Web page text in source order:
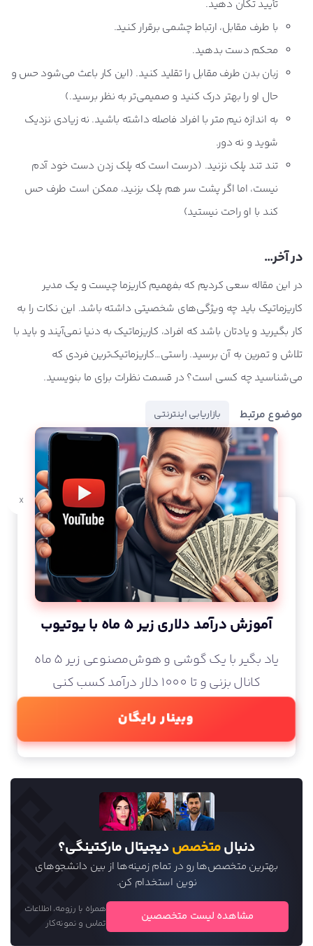
تأیید تکان دهید.
با طرف مقابل، ارتباط چشمی برقرار کنید.
محکم دست بدهید.
زبان بدن طرف مقابل را تقلید کنید. (این کار باعث می‌شود حس و
حال او را بهتر درک کنید و صمیمی‌تر به نظر برسید.)
به اندازه نیم متر با افراد فاصله داشته باشید. نه زیادی نزدیک
شوید و نه دور.
تند تند پلک نزنید. (درست است که پلک زدن دست خود آدم
نیست، اما اگر پشت سر هم پلک بزنید، ممکن است طرف حس
کند با او راحت نیستید)
در آخر…
در این مقاله سعی کردیم که بفهمیم کاریزما چیست و یک مدیر
کاریزماتیک باید چه ویژگی‌های شخصیتی داشته باشد. این نکات را به
کار بگیرید و یادتان باشد که افراد، کاریزماتیک به دنیا نمی‌آیند و باید با
تلاش و تمرین به آن برسید. راستی…کاریزماتیک‌ترین فردی که
می‌شناسید چه کسی است؟ در قسمت نظرات برای ما بنویسید.
موضوع مرتبط بازاریابی اینترنتی
x
آموزش درآمد دلاری زیر 5 ماه با یوتیوب
یاد بگیر با یک گوشی و هوش‌مصنوعی زیر 5 ماه
کانال بزنی و تا 1000 دلار درآمد کسب کنی
وبینار رایگان
دنبالمتخصصدیجیتال مارکتینگی؟
بهترین متخصص‌ها رو در تمام زمینه‌ها از بین دانشجو‌های
نوین استخدام کن.
مشاهده لیست متخصصین
همراه با رزومه، اطلاعات
تماس و نمونه‌کار